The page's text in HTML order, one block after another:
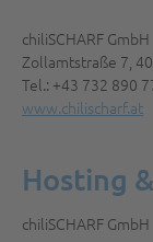
chiliSCHARF GmbH
Zollamtstraße 7,
Tel.: +43 732 890
www.chilischarf.at
Hosting
chiliSCHARF GmbH